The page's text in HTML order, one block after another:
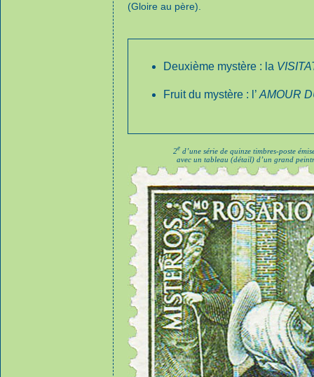
(Gloire au père).
Deuxième mystère : la
Fruit du mystère : l’ AMOUR
2e d’une série de quinze timbres-poste
avec un tableau (détail) d’un grand